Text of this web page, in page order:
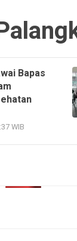
Bapas
WIB